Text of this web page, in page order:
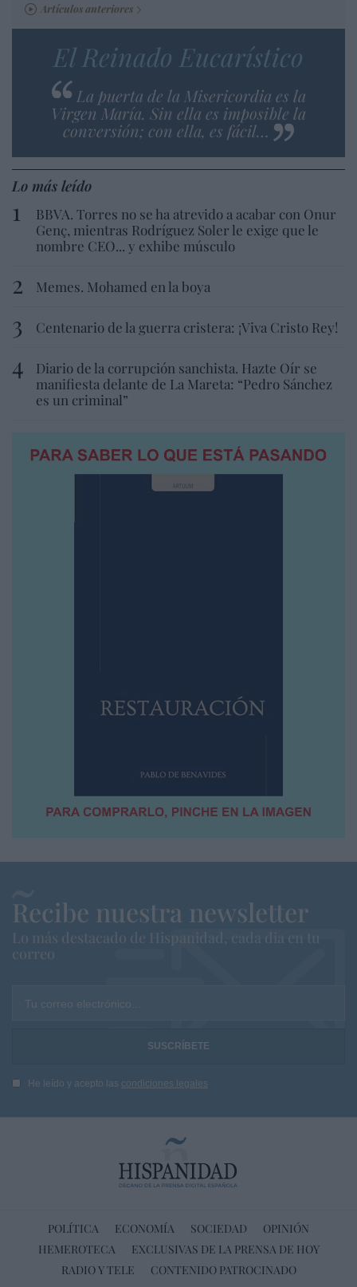
Artículos anteriores
El Reinado Eucarístico
La puerta de la Misericordia es la
Virgen María. Sin ella es imposible la
conversión; con ella, es fácil…
Lo más leído
BBVA. Torres no se ha atrevido a acabar con Onur
Genç, mientras Rodríguez Soler le exige que le
nombre CEO... y exhibe músculo
Memes. Mohamed en la boya
Centenario de la guerra cristera: ¡Viva Cristo Rey!
Diario de la corrupción sanchista. Hazte Oír se
manifiesta delante de La Mareta: “Pedro Sánchez
es un criminal”
Recibe nuestra newsletter
Lo más destacado de Hispanidad, cada dia en tu
correo
Tu correo electrónico...
He leído y acepto las condiciones legales
POLÍTICA ECONOMÍA SOCIEDAD
OPINIÓN
HEMEROTECA
EXCLUSIVAS DE LA PRENSA DE HOY
RADIO Y TELE
CONTENIDO PATROCINADO